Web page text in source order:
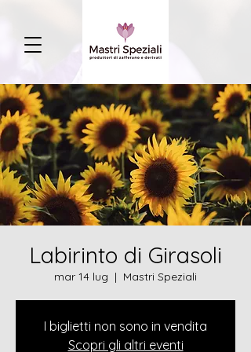
Labirinto di Girasoli
mar 14 lug
  |
Mastri Speziali
I biglietti non sono in vendita
Scopri gli altri eventi